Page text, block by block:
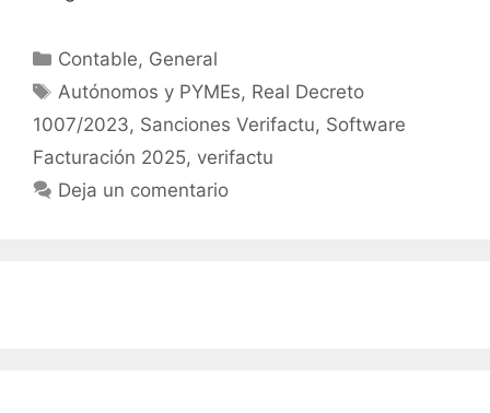
Categorías
Contable, General
Etiquetas
Autónomos y PYMEs, Real Decreto
1007/2023, Sanciones Verifactu, Software
Facturación 2025, verifactu
Deja un comentario